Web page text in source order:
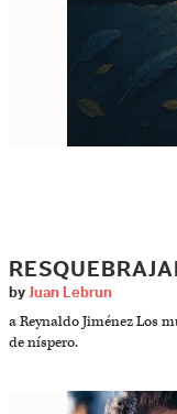
by Juan Lebrun
a Reynaldo Jiménez Los
de níspero.